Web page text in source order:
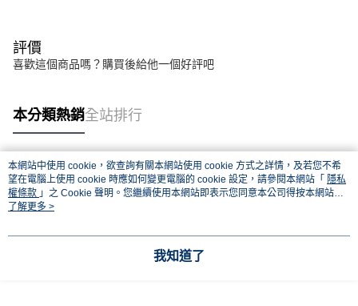
評價
喜歡這個商品嗎？購買後給他一個好評吧
本分類熱銷全站排行
熱門標籤
本網站中使用 cookie，欲查詢有關本網站使用 cookie 方式之詳情，及若您不希
望在電腦上使用 cookie 時應如何變更電腦的 cookie 設定，請參閱本網站「 隱私
權條款 」之 Cookie 聲明。您繼續使用本網站即表示您同意本公司得按本網站使
用條款之 Cookie 聲明使用 cookie。
了解更多 >
我知道了